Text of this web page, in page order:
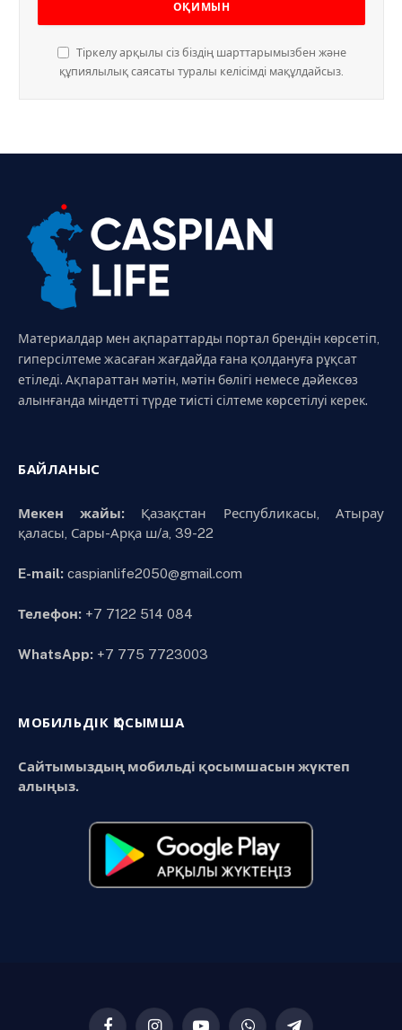
Тіркелу арқылы сіз біздің шарттарымызбен және
құпиялылық саясаты туралы келісімді мақұлдайсыз.
Материалдар мен ақпараттарды портал брендін көрсетіп,
гиперсілтеме жасаған жағдайда ғана қолдануға рұқсат
етіледі. Ақпараттан мәтін, мәтін бөлігі немесе дәйексөз
алынғанда міндетті түрде тиісті сілтеме көрсетілуі керек.
БАЙЛАНЫС
Мекен жайы:Қазақстан Республикасы, Атырау
қаласы, Сары-Арқа ш/а, 39-22
E-mail: caspianlife2050@gmail.com
Телефон: +7 7122 514 084
WhatsApp: +7 775 7723003
МОБИЛЬДІК ҚОСЫМША
Сайтымыздың мобильді қосымшасын жүктеп
алыңыз.